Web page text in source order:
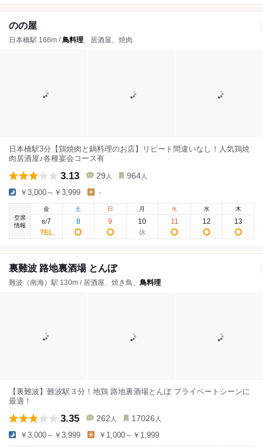
のの屋
日本橋駅 166m /鳥料理、居酒屋、焼肉
日本橋駅3分【鶏焼肉と鍋料理のお店】リピート間違いなし！人気鶏焼
肉居酒屋♪各種宴会コース有
3.13 29 人 964 人
￥3,000～￥3,999 -
空席
情報
金
8/7
土
8
日
9
月
10
火
11
水
12
木
13
裏難波 路地裏酒場 とんぼ
難波（南海）駅 130m / 居酒屋、焼き鳥、 鳥料理
【裏難波】難波駅３分！地鶏 路地裏酒場とんぼ プライベートシーンに
最適！
3.35 262 人 17026 人
￥3,000～￥3,999 ￥1,000～￥1,999